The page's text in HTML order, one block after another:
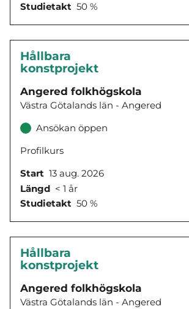
Studietakt 50 %
Hållbara
konstprojekt
Angered folkhögskola
Västra Götalands län - Angered
Ansökan öppen
Profilkurs
Start 13 aug. 2026
Längd < 1 år
Studietakt 50 %
Hållbara
konstprojekt
Angered folkhögskola
Västra Götalands län - Angered